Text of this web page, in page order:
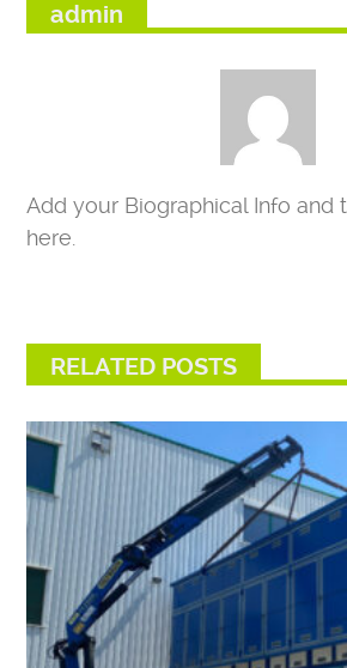
admin
Add your Biographical Info and
here.
RELATED POSTS